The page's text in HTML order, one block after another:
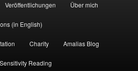
Veröffentlichungen Über mich
(in English)
Charity Amalias Blog
Reading